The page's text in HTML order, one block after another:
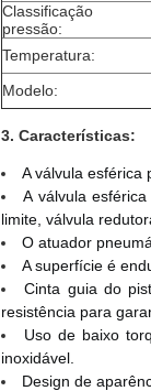
Classificação
pressão:
Temperatura:
Modelo:
3. Características:
A válvula esférica
A válvula
limite, válvula
O atuador
A superfície é
Cinta guia do
resistência para
Uso de baixo
inoxidável.
Design de